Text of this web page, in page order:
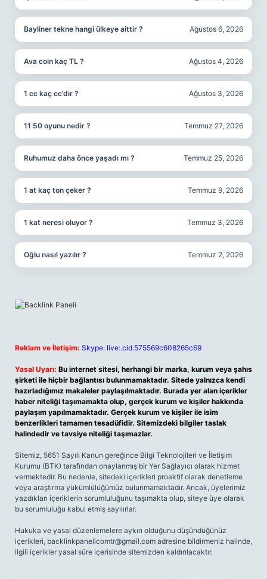
Bayliner tekne hangi ülkeye aittir ? Ağustos 6, 2026
Ava coin kaç TL ? Ağustos 4, 2026
1 cc kaç cc’dir ? Ağustos 3, 2026
11 50 oyunu nedir ? Temmuz 27, 2026
Ruhumuz daha önce yaşadı mı ? Temmuz 25, 2026
1 at kaç ton çeker ? Temmuz 9, 2026
1 kat neresi oluyor ? Temmuz 3, 2026
Oğlu nasıl yazılır ? Temmuz 2, 2026
Reklam ve İletişim: Skype: live:.cid.575569c608265c69
Yasal Uyarı: Bu internet sitesi, herhangi bir marka, kurum veya şahıs
şirketi ile hiçbir bağlantısı bulunmamaktadır. Sitede yalnızca kendi
hazırladığımız makaleler paylaşılmaktadır. Burada yer alan içerikler
haber niteliği taşımamakta olup, gerçek kurum ve kişiler hakkında
paylaşım yapılmamaktadır. Gerçek kurum ve kişiler ile isim
benzerlikleri tamamen tesadüfidir. Sitemizdeki bilgiler taslak
halindedir ve tavsiye niteliği taşımazlar.
Sitemiz, 5651 Sayılı Kanun gereğince Bilgi Teknolojileri ve İletişim
Kurumu (BTK) tarafından onaylanmış bir Yer Sağlayıcı olarak hizmet
vermektedir. Bu nedenle, sitedeki içerikleri proaktif olarak denetleme
veya araştırma yükümlülüğümüz bulunmamaktadır. Ancak, üyelerimiz
yazdıkları içeriklerin sorumluluğunu taşımakta olup, siteye üye olarak
bu sorumluluğu kabul etmiş sayılırlar.
Hukuka ve yasal düzenlemelere aykırı olduğunu düşündüğünüz
içerikleri, backlinkpanelicomtr@gmail.com adresine bildirmeniz halinde,
ilgili içerikler yasal süre içerisinde sitemizden kaldırılacaktır.